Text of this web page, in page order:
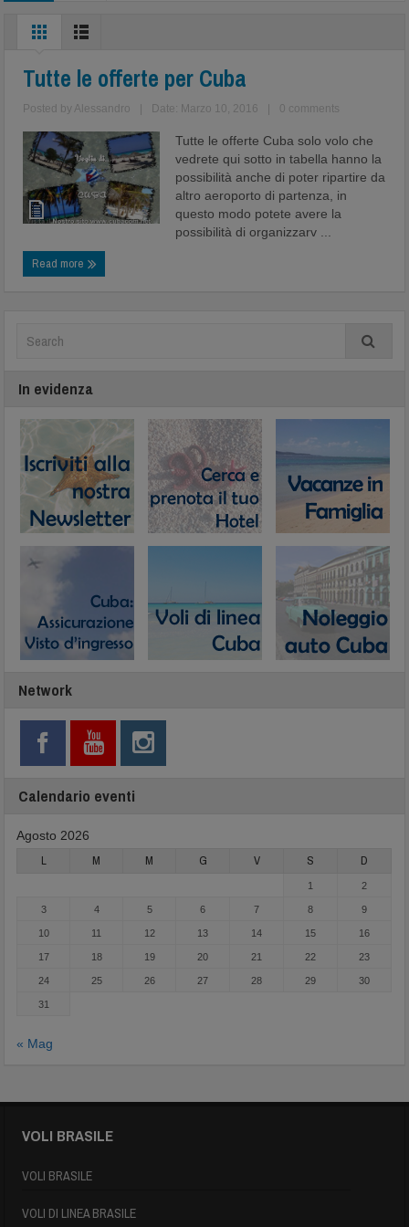
Tutte le offerte per Cuba
Posted by Alessandro Date: Marzo 10, 2016 0 comments
Tutte le offerte Cuba solo volo che
vedrete qui sotto in tabella hanno la
possibilità anche di poter ripartire da
altro aeroporto di partenza, in
questo modo potete avere la
possibilità di organizzarv ...
Read more
In evidenza
Network
Calendario eventi
Agosto 2026
L M M G V S D
1 2
3 4 5 6 7 8 9
10 11 12 13 14 15 16
17 18 19 20 21 22 23
24 25 26 27 28 29 30
31
« Mag
VOLI BRASILE
VOLI BRASILE
VOLI DI LINEA BRASILE